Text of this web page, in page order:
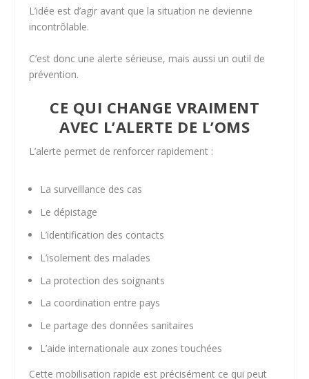
L’idée est d’agir avant que la situation ne devienne
incontrôlable.
C’est donc une alerte sérieuse, mais aussi un outil de
prévention.
CE QUI CHANGE VRAIMENT
AVEC L’ALERTE DE L’OMS
L’alerte permet de renforcer rapidement :
La surveillance des cas
Le dépistage
L’identification des contacts
L’isolement des malades
La protection des soignants
La coordination entre pays
Le partage des données sanitaires
L’aide internationale aux zones touchées
Cette mobilisation rapide est précisément ce qui peut